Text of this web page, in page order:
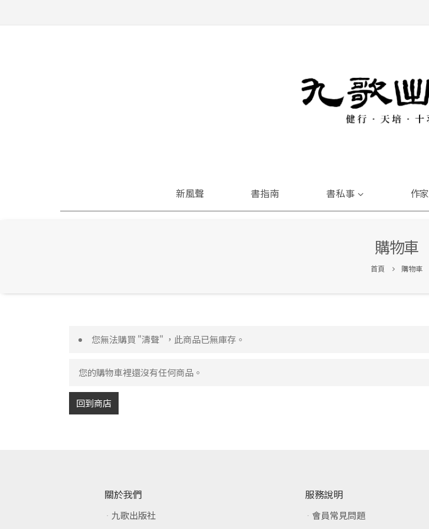
新風聲 書指南 書私事 作
購物車
首頁 購物車
您無法購買 "濤聲" ，此商品已無庫存。
您的購物車裡還沒有任何商品。
回到商店
關於我們
九歌出版社
服務說明
會員常見問題